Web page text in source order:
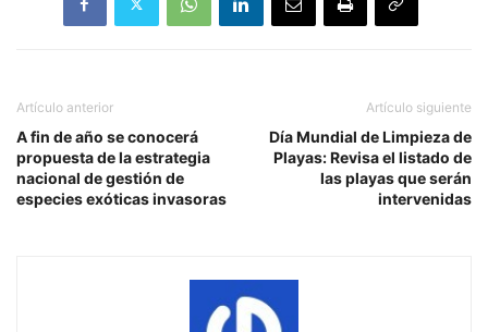
Artículo anterior
A fin de año se conocerá
propuesta de la estrategia
nacional de gestión de
especies exóticas invasoras
Artículo siguiente
Día Mundial de Limpieza de
Playas: Revisa el listado de
las playas que serán
intervenidas